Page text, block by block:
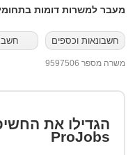
מעבר למשרות דומות
חשבונאות וכספים חשב
משרה מספר 9597506
הגדילו את
ProJobs